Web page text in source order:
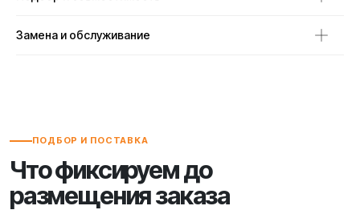
Замена и обслуживание
ПОДБОР И ПОСТАВКА
Что фиксируем до
размещения заказа